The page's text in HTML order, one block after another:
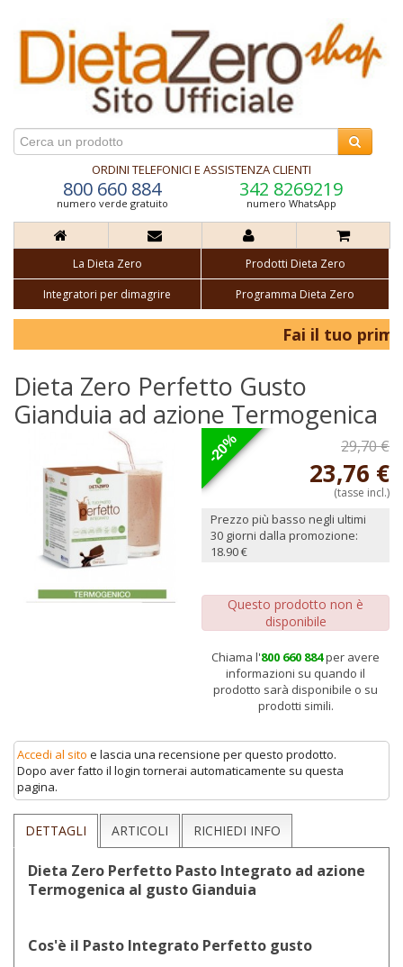
ORDINI TELEFONICI E ASSISTENZA CLIENTI
800 660 884
numero verde gratuito
342 8269219
numero WhatsApp
La Dieta Zero
Prodotti Dieta Zero
Integratori per dimagrire
Programma Dieta Zero
Fai il tuo
Dieta Zero Perfetto Gusto
Gianduia ad azione Termogenica
-20% 29,70 €
23,76 €
(tasse incl.)
Prezzo più basso negli ultimi
30 giorni dalla promozione:
18.90 €
Questo prodotto non è
disponibile
Chiama l'800 660 884per avere
informazioni su quando il
prodotto sarà disponibile o su
prodotti simili.
Accedi al sito e lascia una recensione per questo prodotto.
Dopo aver fatto il login tornerai automaticamente su questa
pagina.
DETTAGLI ARTICOLI RICHIEDI INFO
Dieta Zero Perfetto Pasto Integrato ad azione
Termogenica al gusto Gianduia
Cos'è il Pasto Integrato Perfetto gusto